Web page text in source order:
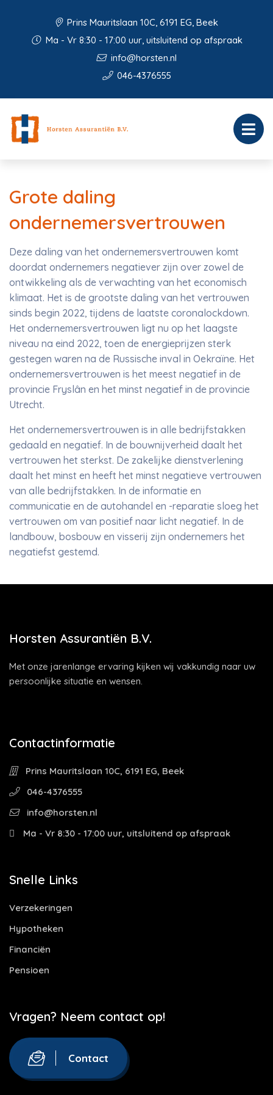
Prins Mauritslaan 10C, 6191 EG, Beek
Ma - Vr 8:30 - 17:00 uur, uitsluitend op afspraak
info@horsten.nl
046-4376555
Grote daling
ondernemersvertrouwen
Deze daling van het ondernemersvertrouwen komt
doordat ondernemers negatiever zijn over zowel de
ontwikkeling als de verwachting van het economisch
klimaat. Het is de grootste daling van het vertrouwen
sinds begin 2022, tijdens de laatste coronalockdown.
Het ondernemersvertrouwen ligt nu op het laagste
niveau na eind 2022, toen de energieprijzen sterk
gestegen waren na de Russische inval in Oekraïne. Het
ondernemersvertrouwen is het meest negatief in de
provincie Fryslân en het minst negatief in de provincie
Utrecht.
Het ondernemersvertrouwen is in alle bedrijfstakken
gedaald en negatief. In de bouwnijverheid daalt het
vertrouwen het sterkst. De zakelijke dienstverlening
daalt het minst en heeft het minst negatieve vertrouwen
van alle bedrijfstakken. In de informatie en
communicatie en de autohandel en -reparatie sloeg het
vertrouwen om van positief naar licht negatief. In de
landbouw, bosbouw en visserij zijn ondernemers het
negatiefst gestemd.
Horsten Assurantiën B.V.
Met onze jarenlange ervaring kijken wij vakkundig naar uw
persoonlijke situatie en wensen.
Contactinformatie
Prins Mauritslaan 10C, 6191 EG, Beek
046-4376555
info@horsten.nl
Ma - Vr 8:30 - 17:00 uur, uitsluitend op afspraak
Snelle Links
Verzekeringen
Hypotheken
Financiën
Pensioen
Vragen? Neem contact op!
Contact